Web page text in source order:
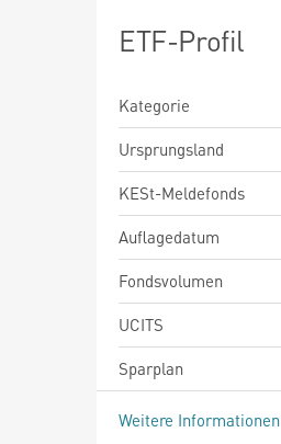
ETF-Profil
Kategorie
Ursprungsland
KESt-Meldefonds
Auflagedatum
Fondsvolumen
UCITS
Sparplan
Weitere Informationen